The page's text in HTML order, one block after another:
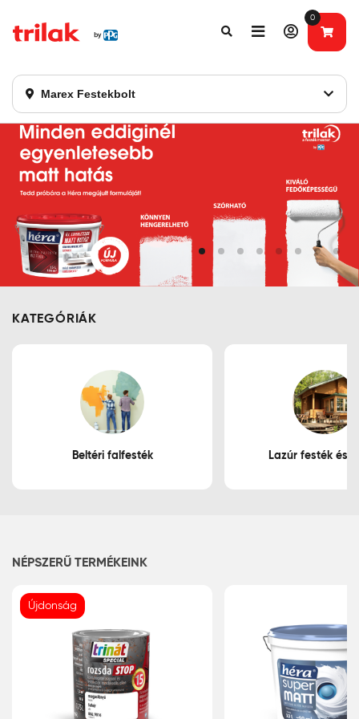
Marex Festekbolt
0
Fontos tájékoztatás!
KATEGÓRIÁK
Beltéri falfesték Lazúr festék és
NÉPSZERŰ TERMÉKEINK
Újdonság